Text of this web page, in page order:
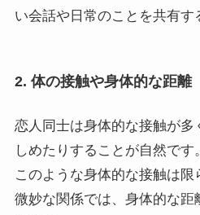
い会話や日常のことを共有す
2. 体の接触や身体的な距離
恋人同士は身体的な接触が多
しめたりすることが自然で
このような身体的な接触は限
微妙な関係では、身体的な距